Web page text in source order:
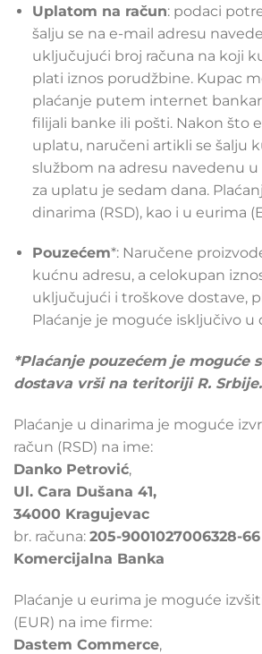
Uplatom na račun: podaci
šalju se na e-mail adresu
uključujući broj računa na koji
plati iznos porudžbine. Kupac
plaćanje putem internet
filijali banke ili pošti. Nakon što
uplatu, naručeni artikli se šalju
službom na adresu navedenu
za uplatu je sedam dana.
dinarima (RSD), kao i u eurima
Pouzećem*: Naručene
kućnu adresu, a celokupan
uključujući i troškove dostave,
Plaćanje je moguće isključivo u
*Plaćanje pouzećem je moguće
dostava vrši na teritoriji R. Srbije.
Plaćanje u dinarima je moguće
račun (RSD) na ime:
Danko Petrović,
Ul. Cara Dušana 41,
34000 Kragujevac
br. računa: 205-9001027006328-66
Komercijalna Banka
Plaćanje u eurima je moguće
(EUR) na ime firme:
Dastem Commerce,